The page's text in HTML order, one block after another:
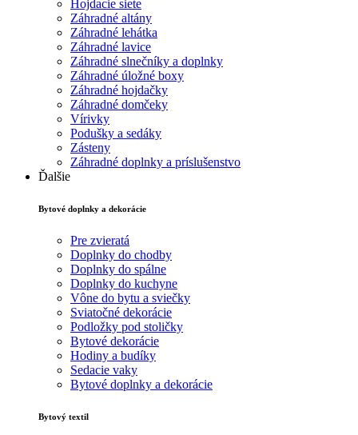
Hojdacie siete
Záhradné altány
Záhradné lehátka
Záhradné lavice
Záhradné slnečníky a doplnky
Záhradné úložné boxy
Záhradné hojdačky
Záhradné domčeky
Vírivky
Podušky a sedáky
Zásteny
Záhradné doplnky a príslušenstvo
Ďalšie
Bytové doplnky a dekorácie
Pre zvieratá
Doplnky do chodby
Doplnky do spálne
Doplnky do kuchyne
Vône do bytu a sviečky
Sviatočné dekorácie
Podložky pod stoličky
Bytové dekorácie
Hodiny a budíky
Sedacie vaky
Bytové doplnky a dekorácie
Bytový textil